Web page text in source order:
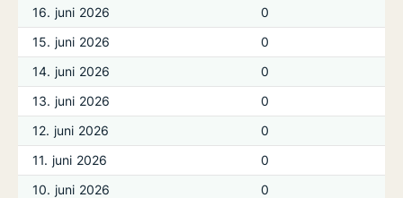
16. juni 2026
0
15. juni 2026
0
14. juni 2026
0
13. juni 2026
0
12. juni 2026
0
11. juni 2026
0
10. juni 2026
0